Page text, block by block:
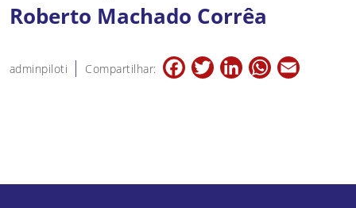
Roberto Machado Corrêa
adminpiloti Compartilhar: Facebook
TwitterLinkedInWhatsApp
Email